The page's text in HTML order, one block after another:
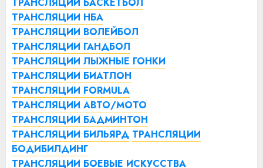
ТРАНСЛЯЦИИ НБА
ТРАНСЛЯЦИИ ВОЛЕЙБОЛ
ТРАНСЛЯЦИИ ГАНДБОЛ
ТРАНСЛЯЦИИ ЛЫЖНЫЕ ГОНКИ
ТРАНСЛЯЦИИ БИАТЛОН
ТРАНСЛЯЦИИ FORMULA
ТРАНСЛЯЦИИ АВТО/МОТО
ТРАНСЛЯЦИИ БАДМИНТОН
ТРАНСЛЯЦИИ БИЛЬЯРД ТРАНСЛЯЦИИ
БОДИБИЛДИНГ
ТРАНСЛЯЦИИ БОЕВЫЕ ИСКУССТВА